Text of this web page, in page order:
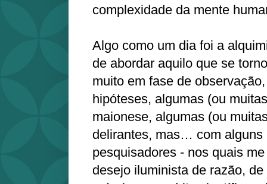
complexidade da mente
Algo como um dia foi a
de abordar aquilo que se
muito em fase de
hipóteses, algumas (ou
maionese, algumas (ou
delirantes, mas… com alguns
pesquisadores - nos quais
desejo iluminista de razão,